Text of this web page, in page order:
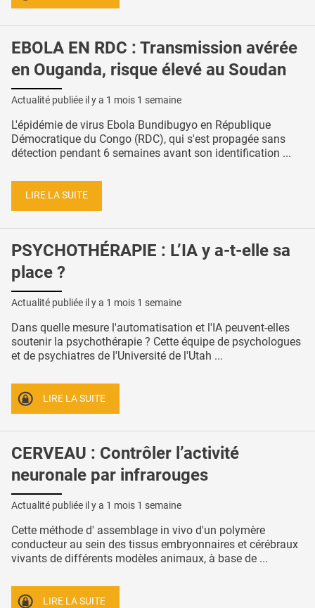
EBOLA EN RDC : Transmission avérée
en Ouganda, risque élevé au Soudan
Actualité publiée il y a 1 mois 1 semaine
L'épidémie de virus Ebola Bundibugyo en République
Démocratique du Congo (RDC), qui s'est propagée sans
détection pendant 6 semaines avant son identification ...
LIRE LA SUITE
PSYCHOTHÉRAPIE : L’IA y a-t-elle sa
place ?
Actualité publiée il y a 1 mois 1 semaine
Dans quelle mesure l'automatisation et l'IA peuvent-elles
soutenir la psychothérapie ? Cette équipe de psychologues
et de psychiatres de l'Université de l'Utah ...
LIRE LA SUITE
CERVEAU : Contrôler l’activité
neuronale par infrarouges
Actualité publiée il y a 1 mois 1 semaine
Cette méthode d' assemblage in vivo d'un polymère
conducteur au sein des tissus embryonnaires et cérébraux
vivants de différents modèles animaux, à base de ...
LIRE LA SUITE